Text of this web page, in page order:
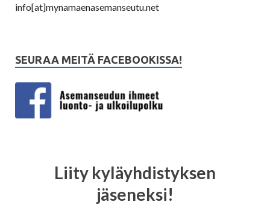
info[at]mynamaenasemanseutu.net
SEURAA MEITÄ FACEBOOKISSA!
Liity kyläyhdistyksen
jäseneksi!